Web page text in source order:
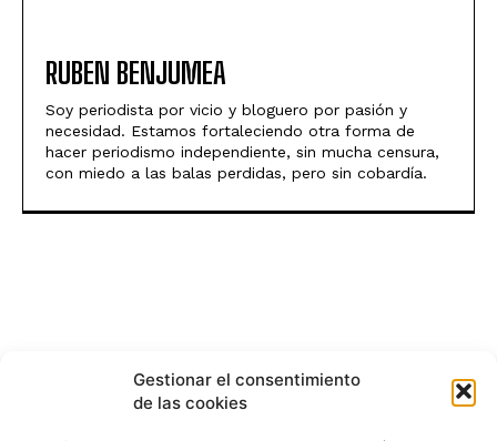
Gestionar el consentimiento
de las cookies
RUBEN BENJUMEA
Soy periodista por vicio y bloguero por pasión y
necesidad. Estamos fortaleciendo otra forma de
hacer periodismo independiente, sin mucha censura,
con miedo a las balas perdidas, pero sin cobardía.